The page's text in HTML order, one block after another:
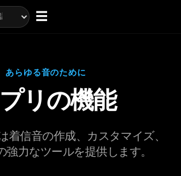
☰
あらゆる音のために
リの機能
着信音の作成、カスタマイズ、
強力なツールを提供します。